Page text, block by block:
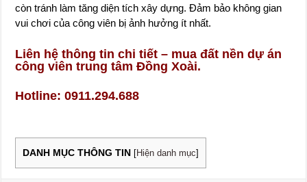
còn tránh làm tăng diện tích xây dựng. Đảm bảo không gian
vui chơi của công viên bị ảnh hưởng ít nhất.
Liên hệ thông tin chi tiết – mua đất nền dự án
công viên trung tâm Đồng Xoài.
Hotline: 0911.294.688
DANH MỤC THÔNG TIN [Hiện danh mục]